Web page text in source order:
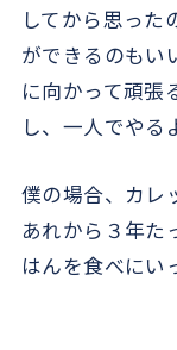
してから思った
ができるのもい
に向かって頑張
し、一人でやる
僕の場合、カレ
あれから３年た
はんを食べにい